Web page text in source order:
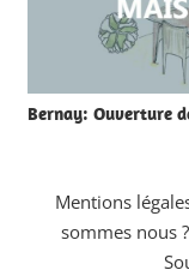
Bernay: Ouverture
Mentions
sommes nous ?